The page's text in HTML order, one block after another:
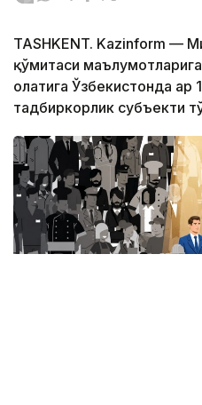
TASHKENT. Kazinform —
қўмитаси маълумотларига
ҳолатига Ўзбекистонда
тадбиркорлик субъекти